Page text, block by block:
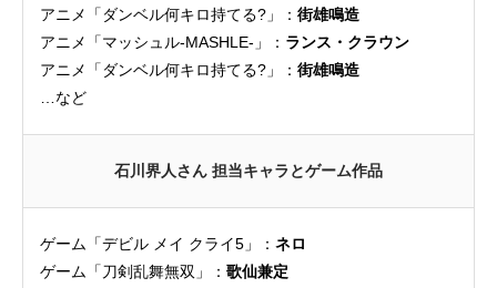
アニメ「ダンベル何キロ持てる?」： 街雄鳴造
アニメ「マッシュル-MASHLE-」： ランス・クラウン
アニメ「ダンベル何キロ持てる?」： 街雄鳴造
…など
石川界人さん 担当キャラとゲーム作品
ゲーム「デビル メイ クライ5」： ネロ
ゲーム「刀剣乱舞無双」： 歌仙兼定